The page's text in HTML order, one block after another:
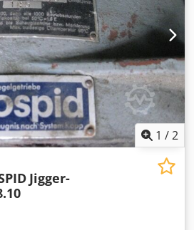
1 /2
Jigger-